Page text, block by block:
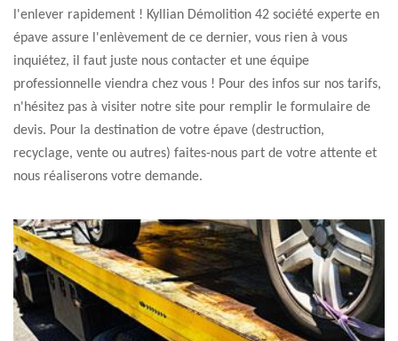
l'enlever rapidement ! Kyllian Démolition 42 société experte en
épave assure l'enlèvement de ce dernier, vous rien à vous
inquiétez, il faut juste nous contacter et une équipe
professionnelle viendra chez vous ! Pour des infos sur nos tarifs,
n'hésitez pas à visiter notre site pour remplir le formulaire de
devis. Pour la destination de votre épave (destruction,
recyclage, vente ou autres) faites-nous part de votre attente et
nous réaliserons votre demande.